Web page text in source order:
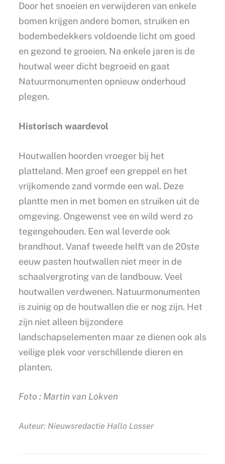
Door het snoeien en verwijderen van enkele
bomen krijgen andere bomen, struiken en
bodembedekkers voldoende licht om goed
en gezond te groeien. Na enkele jaren is de
houtwal weer dicht begroeid en gaat
Natuurmonumenten opnieuw onderhoud
plegen.
Historisch waardevol
Houtwallen hoorden vroeger bij het
platteland. Men groef een greppel en het
vrijkomende zand vormde een wal. Deze
plantte men in met bomen en struiken uit de
omgeving. Ongewenst vee en wild werd zo
tegengehouden. Een wal leverde ook
brandhout. Vanaf tweede helft van de 20ste
eeuw pasten houtwallen niet meer in de
schaalvergroting van de landbouw. Veel
houtwallen verdwenen. Natuurmonumenten
is zuinig op de houtwallen die er nog zijn. Het
zijn niet alleen bijzondere
landschapselementen maar ze dienen ook als
veilige plek voor verschillende dieren en
planten.
Foto : Martin van Lokven
Auteur: Nieuwsredactie Hallo Losser